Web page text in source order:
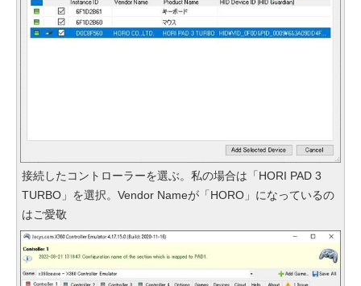
接続したコントローラーを選ぶ。私の場合は「HORI PAD 3
TURBO」を選択。Vendor Nameが「HORO」になっているの
はご愛敬